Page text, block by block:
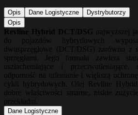
Opis Dane Logistyczne
Dystrybutorzy
Opis
Revline Hybrid DCT/DSG najwyższej
do pojazdów hybrydowych
dwusprzęgłowe (DCT/DSG) zarówno
sprzęgłami. Jego formuła zawiera
uszlachetniające i
odporność na utlenianie i większą
cykli hybrydowych. Olej Revline
dobre właściwości smarne, niskie
przekładni.
Dane Logistyczne